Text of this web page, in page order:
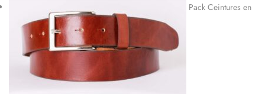
Pack Ceintures en